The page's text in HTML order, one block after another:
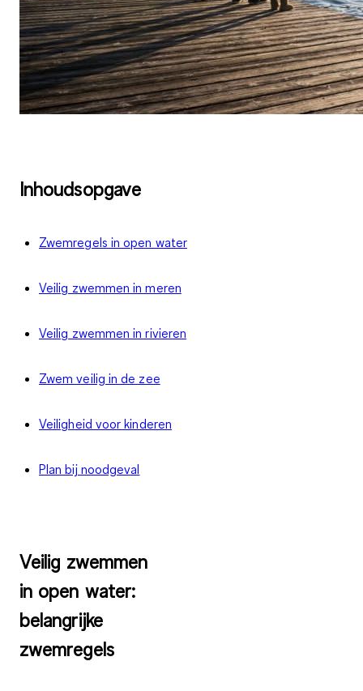
Inhoudsopgave
Zwemregels in open water
Veilig zwemmen in meren
Veilig zwemmen in rivieren
Zwem veilig in de zee
Veiligheid voor kinderen
Plan bij noodgeval
Veilig zwemmen
in open water:
belangrijke
zwemregels